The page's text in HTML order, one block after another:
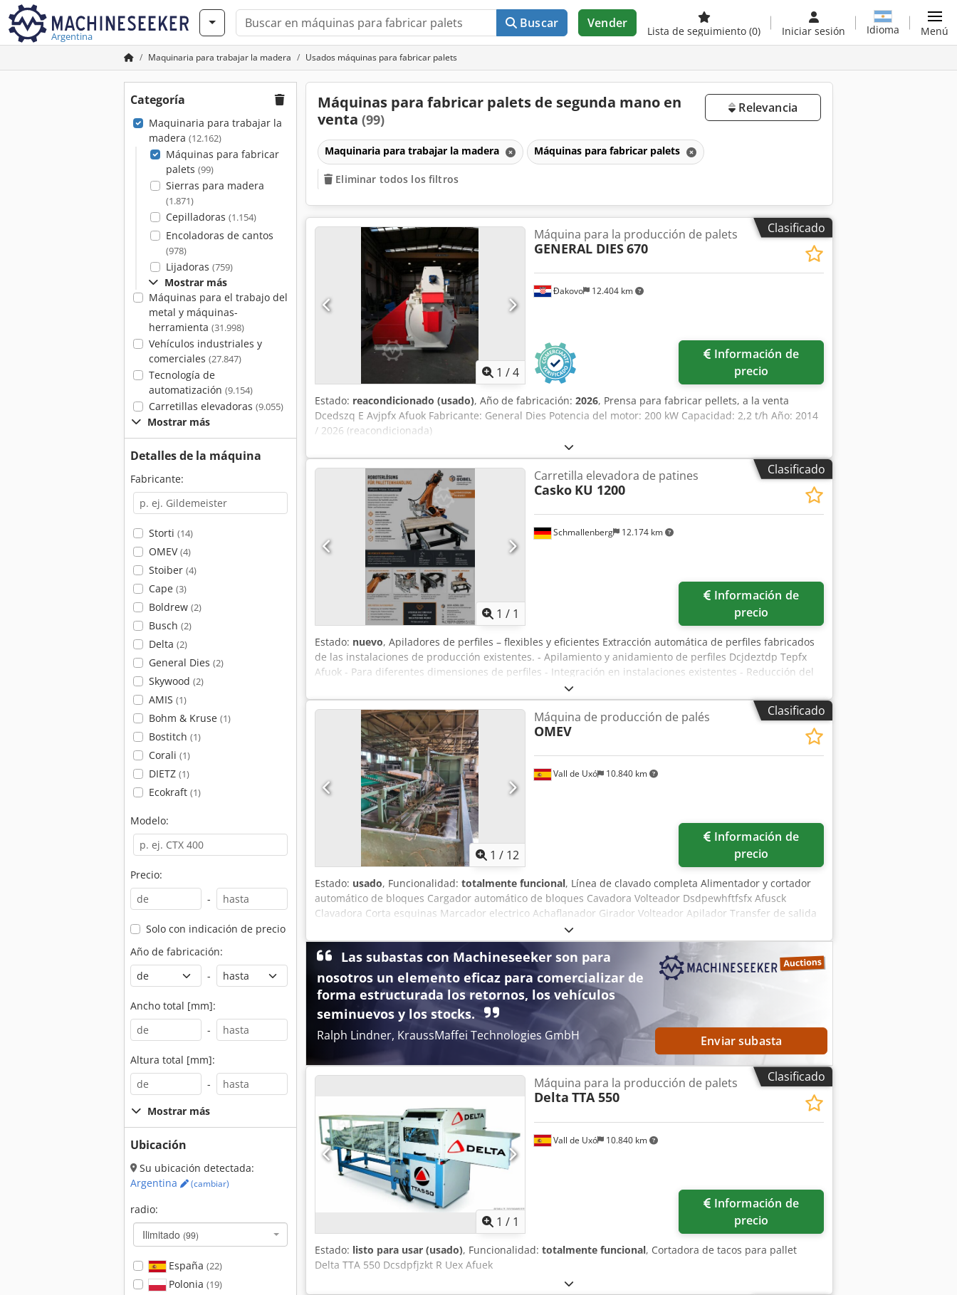
Argentina
Buscar Vender
Lista de seguimiento (0) Iniciar sesión Idioma Menú
Maquinaria para trabajar la madera Usados máquinas para fabricar palets
Categoría
Maquinaria para trabajar la
madera (12.162)
Máquinas para fabricar
palets (99)
Sierras para madera
(1.871)
Cepilladoras (1.154)
Encoladoras de cantos
(978)
Lijadoras (759)
Mostrar más
Máquinas para el trabajo del
metal y máquinas-
herramienta (31.998)
Vehículos industriales y
comerciales (27.847)
Tecnología de
automatización (9.154)
Carretillas elevadoras (9.055)
Mostrar más
Detalles de la máquina
Fabricante:
Storti (14)
OMEV(4)
Stoiber (4)
Cape (3)
Boldrew (2)
Busch (2)
Delta (2)
General Dies (2)
Skywood (2)
AMIS (1)
Bohm & Kruse (1)
Bostitch (1)
Corali (1)
DIETZ (1)
Ecokraft (1)
Modelo:
Precio:
-
Solo con indicación de precio
Año de fabricación:
-
Ancho total [mm]:
-
Altura total [mm]:
-
Mostrar más
Ubicación
Su ubicación detectada:
Argentina
(cambiar)
radio:
Ilimitado (99)
España (22)
Polonia (19)
Máquinas para fabricar palets de segunda mano en
venta (99)
Relevancia
Maquinaria para trabajar la madera Máquinas para fabricar palets
Eliminar todos los filtros
Clasificado
1 /4
Đakovo 12.404 km
Máquina para la producción de palets
GENERAL DIES670
precio
Estado: reacondicionado (usado), Año de fabricación: 2026, Prensa para fabricar pellets, a la venta
Dcedszq E Avjpfx Afuok Fabricante: General Dies Potencia del motor: 200 kW Capacidad: 2,2 t/h Año: 2014
/ 2026 (reacondicionada)
Clasificado
1 / 1
Schmallenberg 12.174 km
Carretilla elevadora de patines
Casko KU 1200
precio
Estado: nuevo, Apiladores de perfiles – flexibles y eficientes Extracción automática de perfiles fabricados
de las instalaciones de producción existentes. - Apilamiento y anidamiento de perfiles Dcjdeztdp Tepfx
Afuok - Para diferentes dimensiones de perfiles - Integración en instalaciones existentes - Reducción del
trabajo manual - Apilamiento eficiente y que ocupa poco espacio Ideal para la automatización posterior
de las líneas de fabricación de perfiles existentes.
Clasificado
1 / 12
Vall de Uxó 10.840 km
Máquina de producción de palés
OMEV
precio
Estado: usado, Funcionalidad: totalmente funcional, Línea de clavado completa Alimentador y cortador
automático de bloques Cargador automático de bloques Cavadora Volteador Dsdpewhftfsfx Afusck
Clavadora Corta esquinas Marcador electrico Achaflanador Girador Volteador Apilador Transfer de salida
Las subastas con Machineseeker son para
nosotros un elemento eficaz para comercializar de
forma estructurada los retornos, los vehículos
seminuevos y los stocks.
Ralph Lindner, KraussMaffei Technologies GmbH Enviar subasta
Clasificado
1 / 1
Vall de Uxó 10.840 km
Máquina para la producción de palets
Delta TTA 550
precio
Estado: listo para usar (usado), Funcionalidad: totalmente funcional, Cortadora de tacos para pallet
Delta TTA 550 Dcsdpfjzkt R Uex Afuek